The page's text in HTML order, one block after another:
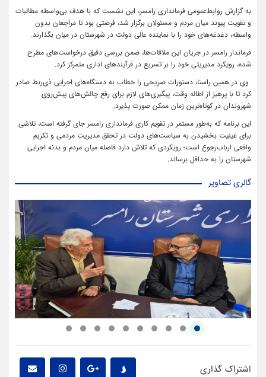
به گزارش روابط‌عمومی فرمانداری رامسر، این نشست که با هدف بی‌واسطه مطالبات
و تقویت پیوند میان مردم و مسئولان برگزار شد، فرصتی بود تا مراجعان بدون
واسطه، دغدغه‌های خود را با نماینده عالی دولت در شهرستان در میان بگذارند.
فرماندار رامسر در جریان این ملاقات‌ها، ضمن بررسی دقیق درخواست‌های مطرح
شده، رویکرد مدیریتی خود را بر تسریع در فرآیندهای اداری متمرکز کرد.
وی در همین راستا، دستورات صریحی را خطاب به دستگاه‌های اجرایی ذی‌ربط صادر
کرد تا با پرهیز از اطاله وقت، پیگیری‌های لازم برای رفع چالش‌های پیش‌روی
شهروندان در کوتاه‌ترین زمان ممکن صورت پذیرد.
این برنامه که به‌طور مستمر در تقویم کاری فرمانداری رامسر جای گرفته است، تلاشی
برای عینیت بخشیدن به سیاست‌های دولت در تحقق مدیریت مردمی و تکریم
واقعی ارباب‌رجوع است؛ رویکردی که تلاش دارد فاصله میان مردم و بدنه اجرایی
شهرستان را به حداقل برساند.
گالری تصاویر
اشتراک گذاری